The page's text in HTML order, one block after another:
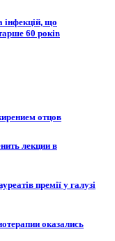
інфекцій, що
60 років
отцов
лекции в
премії у галузі
оказались